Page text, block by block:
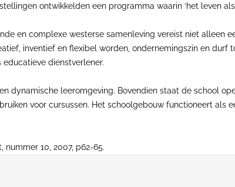
ontwikkelden een programma waarin ‘het leven als
en complexe westerse samenleving vereist niet alleen
inventief en flexibel worden, ondernemingszin en durf
dienstverlener.
dynamische leeromgeving. Bovendien staat de school
voor cursussen. Het schoolgebouw functioneert als
10, 2007, p62-65.